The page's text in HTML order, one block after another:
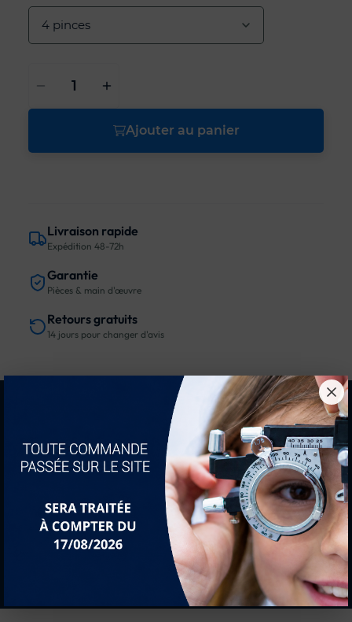
Ajouter au panier
Livraison rapide
Expédition 48-72h
Garantie
Pièces & main d'œuvre
Retours gratuits
14 jours pour changer d'avis
Description Détails du produit
Rateliers à pinces
Flasques en plastique , tiges en Acier inoxydable